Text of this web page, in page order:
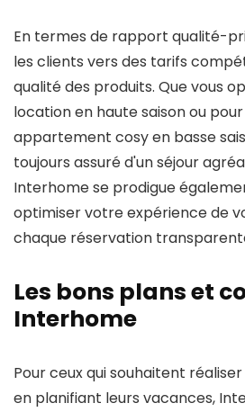
En termes de rapport qualité-
les clients vers des tarifs
qualité des produits. Que vous
location en haute saison ou
appartement cosy en basse
toujours assuré d'un séjour
Interhome se prodigue
optimiser votre expérience de
chaque réservation
Les bons plans et
Interhome
Pour ceux qui souhaitent
en planifiant leurs vacances,